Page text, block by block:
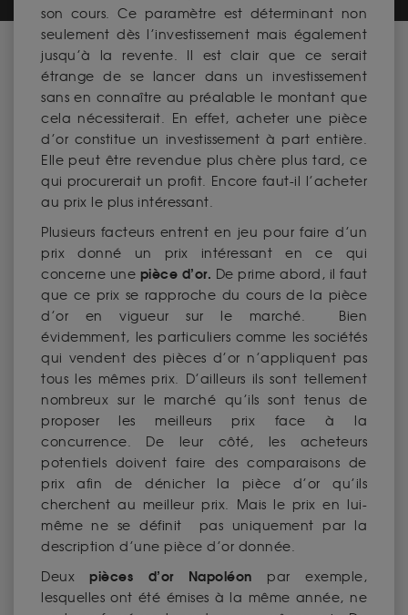
son cours. Ce paramètre est déterminant non
seulement dès l’investissement mais également
jusqu’à la revente. Il est clair que ce serait
étrange de se lancer dans un investissement
sans en connaître au préalable le montant que
cela nécessiterait. En effet, acheter une pièce
d’or constitue un investissement à part entière.
Elle peut être revendue plus chère plus tard, ce
qui procurerait un profit. Encore faut-il l’acheter
au prix le plus intéressant.
Plusieurs facteurs entrent en jeu pour faire d’un
prix donné un prix intéressant en ce qui
concerne une pièce d’or. De prime abord, il faut
que ce prix se rapproche du cours de la pièce
d’or en vigueur sur le marché. Bien
évidemment, les particuliers comme les sociétés
qui vendent des pièces d’or n’appliquent pas
tous les mêmes prix. D’ailleurs ils sont tellement
nombreux sur le marché qu’ils sont tenus de
proposer les meilleurs prix face à la
concurrence. De leur côté, les acheteurs
potentiels doivent faire des comparaisons de
prix afin de dénicher la pièce d’or qu’ils
cherchent au meilleur prix. Mais le prix en lui-
même ne se définit pas uniquement par la
description d’une pièce d’or donnée.
Deuxpièces d’or Napoléon par exemple,
lesquelles ont été émises à la même année, ne